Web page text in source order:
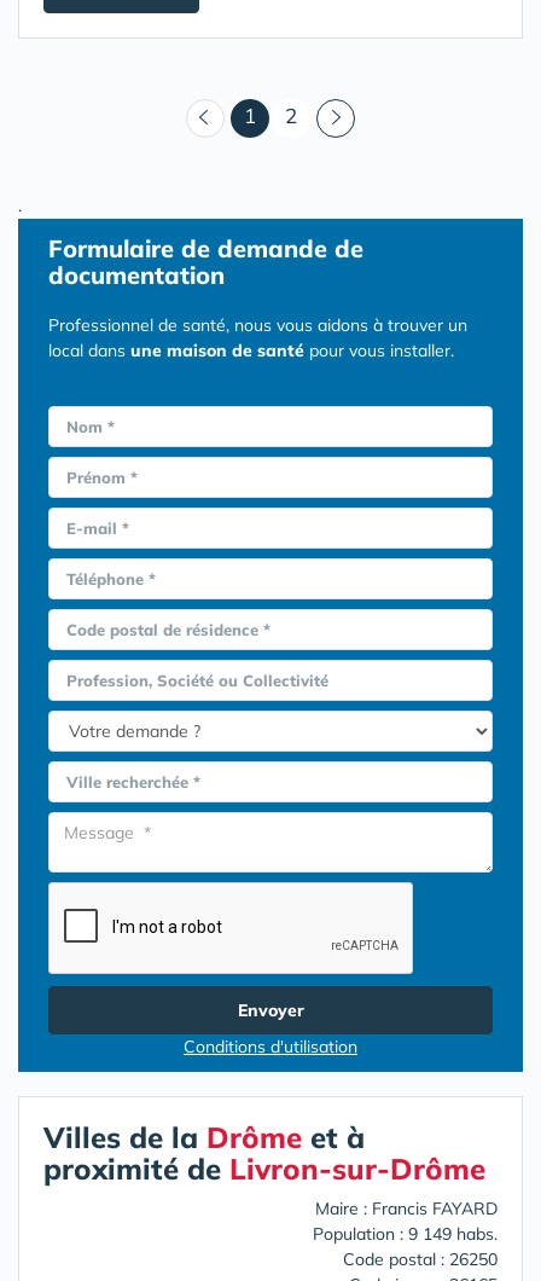
1 (courant)
2
.
Formulaire de demande de
documentation
Professionnel de santé, nous vous aidons à trouver un
local dans une maison de santé pour vous installer.
Nom *
Prénom *
E-mail *
Téléphone *
Code postal de résidence *
Profession, Société ou Collectivité
Ville recherchée *
Envoyer
Conditions d'utilisation
Villes de la Drôme et à
proximité de Livron-sur-Drôme
Maire : Francis FAYARD
Population : 9 149 habs.
Code postal : 26250